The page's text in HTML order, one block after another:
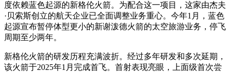
度依赖蓝色起源的新格伦火箭。为配合这一项目，这家由杰夫
·贝索斯创立的航天企业已全面调整业务重心。今年1月，蓝色
起源宣布暂停体型更小的新谢泼德火箭的太空旅游业务，停飞
周期至少两年。
新格伦火箭的研发历程充满波折。经过多年研发和多次延期，
该火箭于2025年1月完成首飞。首射表现亮眼，上面级首次尝